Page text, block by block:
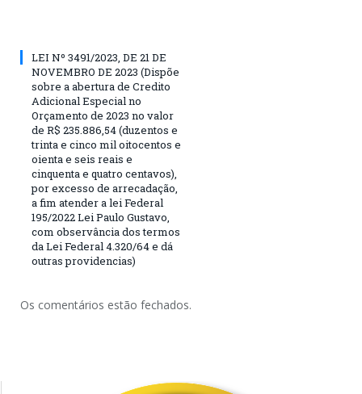
LEI Nº 3491/2023, DE 21 DE
NOVEMBRO DE 2023 (Dispõe
sobre a abertura de Credito
Adicional Especial no
Orçamento de 2023 no valor
de R$ 235.886,54 (duzentos e
trinta e cinco mil oitocentos e
oienta e seis reais e
cinquenta e quatro centavos),
por excesso de arrecadação,
a fim atender a lei Federal
195/2022 Lei Paulo Gustavo,
com observância dos termos
da Lei Federal 4.320/64 e dá
outras providencias)
Os comentários estão fechados.